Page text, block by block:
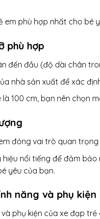
phù hợp nhất cho bé
phù hợp
đến đầu (độ dài chân
nhà sản xuất để xác
100 cm, bạn nên chọn
đóng vai trò quan
hiệu nổi tiếng để đảm
yêu của bạn.
năng và phụ kiện
phụ kiện của xe đạp